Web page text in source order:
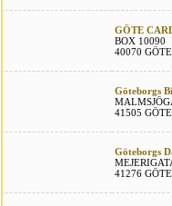
GÖTE
BOX 10090
40070
Göteborgs
41505
Göteborgs
41276